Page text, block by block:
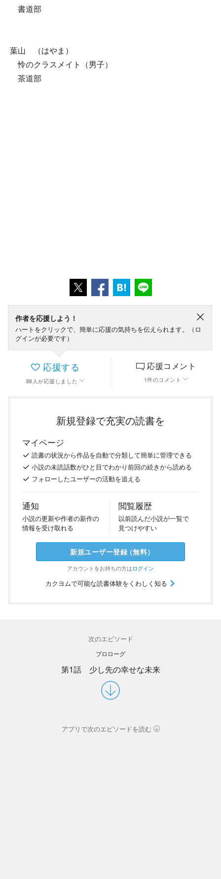
書道部
葉山 （はやま）
怜のクラスメイト（男子）
茶道部
作者を応援しよう！
ハートをクリックで、簡単に応援の気持ちを伝えられます。（ロ
グインが必要です）
応援する
88 人 が応援しました
応援コメント
1件のコメント
新規登録で充実の読書を
マイページ
読書の状況から作品を自動で分類して簡単に管理できる
小説の未読話数がひと目でわかり前回の続きから読める
フォローしたユーザーの活動を追える
通知
小説の更新や作者の新作の
情報を受け取れる
閲覧履歴
以前読んだ小説が一覧で
見つけやすい
新規ユーザー登録（無料）
アカウントをお持ちの方はログイン
カクヨムで可能な読書体験をくわしく知る
次のエピソード
プロローグ
第1話 少し先の幸せな未来
アプリで次のエピソードを読む